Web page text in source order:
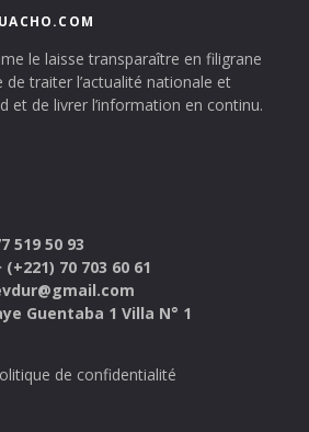
le laisse transparaître en filigrane
traiter l’actualité nationale et
et de livrer l’information en continu.
519 50 93
(+221) 70 703 60 61
Guentaba 1 Villa N° 1
de confidentialité